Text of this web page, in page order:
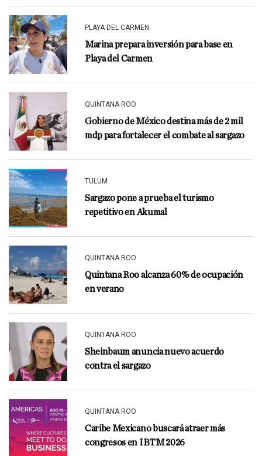
PLAYA DEL CARMEN
Marina prepara inversión para base en
Playa del Carmen
QUINTANA ROO
Gobierno de México destina más de 2 mil
mdp para fortalecer el combate al sargazo
TULUM
Sargazo pone a prueba el turismo
repetitivo en Akumal
QUINTANA ROO
Quintana Roo alcanza 60% de ocupación
en verano
QUINTANA ROO
Sheinbaum anuncia nuevo acuerdo
contra el sargazo
QUINTANA ROO
Caribe Mexicano buscará atraer más
congresos en IBTM 2026